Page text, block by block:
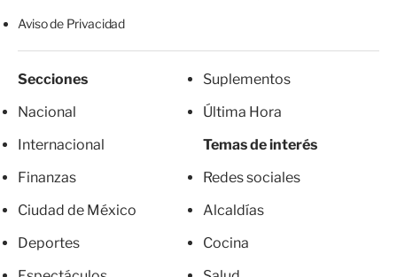
Aviso de Privacidad
Secciones
Nacional
Internacional
Finanzas
Ciudad de México
Deportes
Suplementos
Última Hora
Temas de interés
Redes sociales
Alcaldías
Cocina